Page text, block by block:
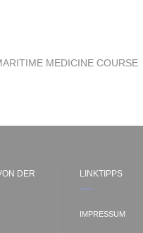
MEDICINE COURSE
DER
LINKTIPPS
IMPRESSUM